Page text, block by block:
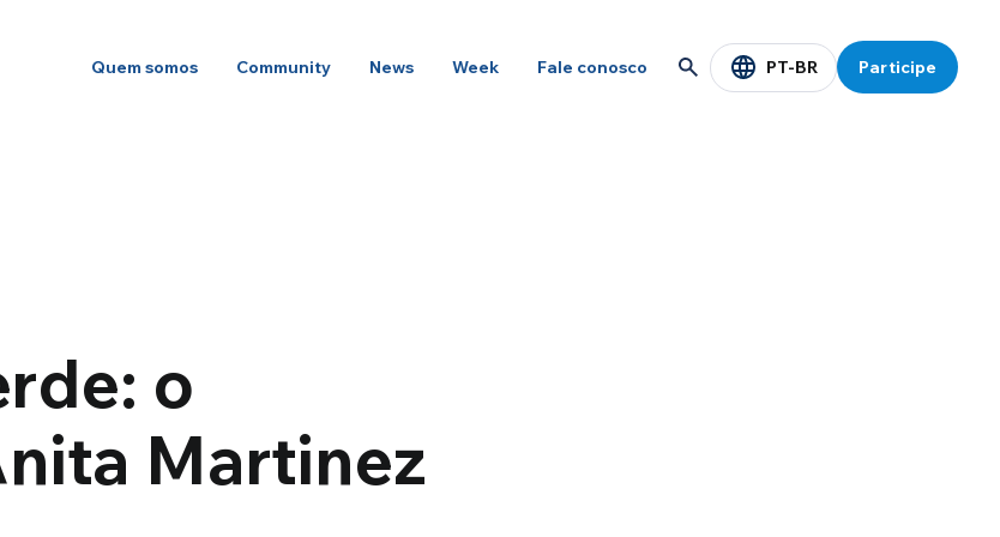
Quem somos Community News Week Fale conosco PT-BR Participe
o
Martinez